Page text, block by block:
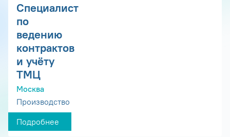
Специалист
по
ведению
контрактов
и учёту
ТМЦ
Москва
Производство
Подробнее